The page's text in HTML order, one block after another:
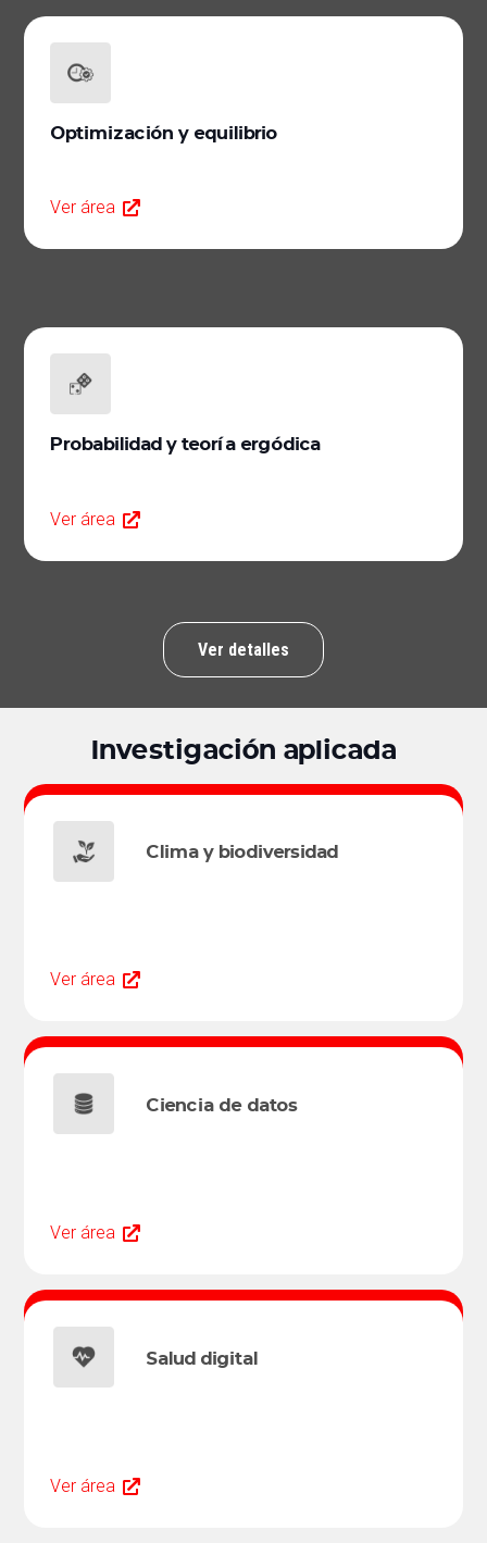
Optimización y equilibrio
Ver área
Probabilidad y teoría ergódica
Ver área
Ver detalles
Investigación aplicada
Clima y biodiversidad
Ver área
Ciencia de datos
Ver área
Salud digital
Ver área